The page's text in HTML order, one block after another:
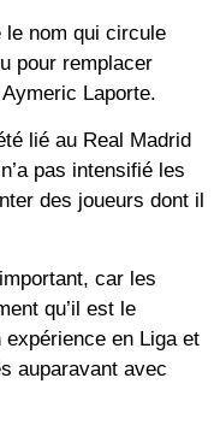
le nom qui circule
pour remplacer
Laporte.
lié au Real Madrid
pas intensifié les
des joueurs dont il
car les
qu’il est le
en Liga et
auparavant avec